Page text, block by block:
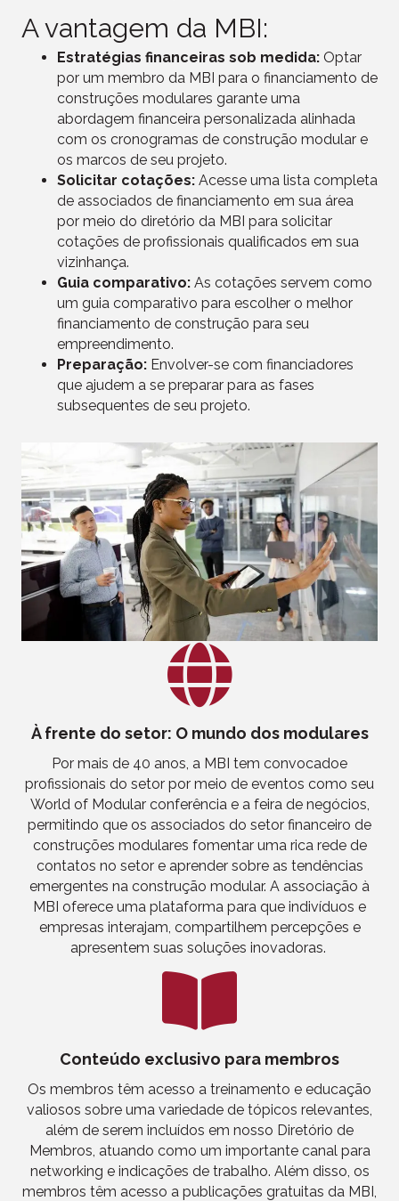
A vantagem da MBI:
Estratégias financeiras sob medida: Optar
por um membro da MBI para o financiamento de
construções modulares garante uma
abordagem financeira personalizada alinhada
com os cronogramas de construção modular e
os marcos de seu projeto.
Solicitar cotações: Acesse uma lista completa
de associados de financiamento em sua área
por meio do diretório da MBI para solicitar
cotações de profissionais qualificados em sua
vizinhança.
Guia comparativo: As cotações servem como
um guia comparativo para escolher o melhor
financiamento de construção para seu
empreendimento.
Preparação: Envolver-se com financiadores
que ajudem a se preparar para as fases
subsequentes de seu projeto.
À frente do setor: O mundo dos modulares
Por mais de 40 anos, a MBI tem convocadoe
profissionais do setor por meio de eventos como seu
World of Modular conferência e a feira de negócios
permitindo que os associados do setor financeiro de
construções modulares fomentar uma rica rede de
contatos no setore aprender sobre as tendências
emergentes na construção modular. A associação à
MBI oferece uma plataforma para que indivíduos e
empresas interajam, compartilhem percepções e
apresentem suas soluções inovadoras.
Conteúdo exclusivo para membros
Os membros têm acesso a treinamento e educação
valiosos sobre uma variedade de tópicos relevantes,
além de serem incluídos em nosso Diretório de
Membros, atuando como um importante canal para
networking e indicações de trabalho. Além disso, os
membros têm acesso a publicações gratuitas da MBI,